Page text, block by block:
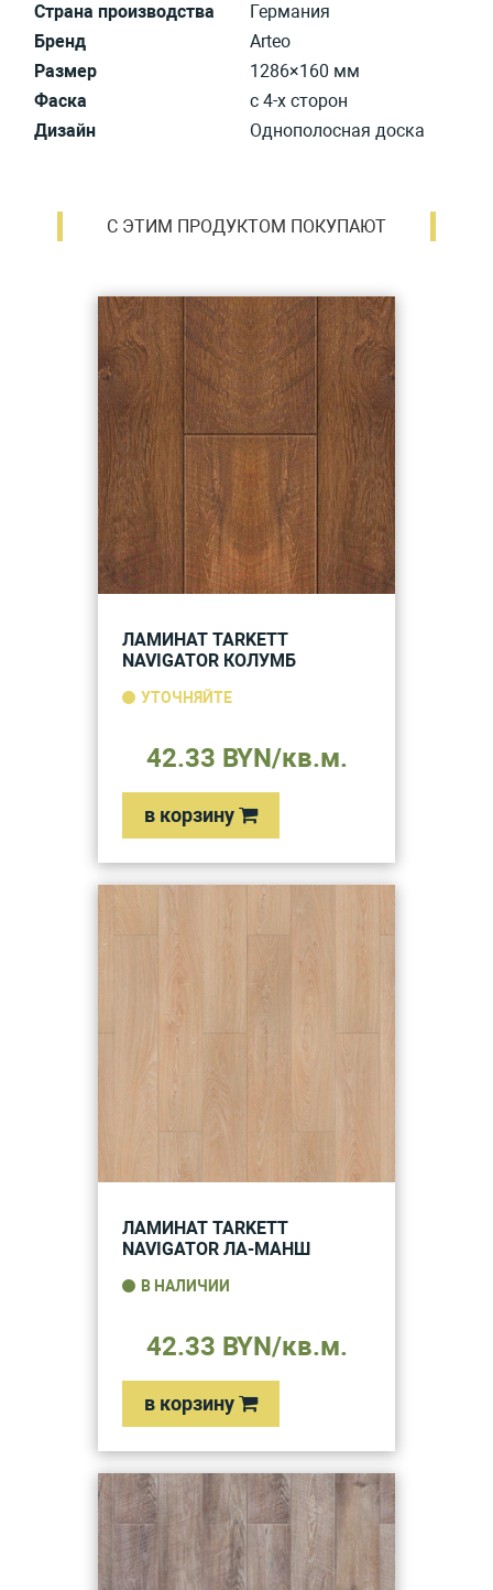
Страна производства
Германия
Бренд
Arteo
Размер
1286×160 мм
Фаска
с 4-х сторон
Дизайн
Однополосная доска
С ЭТИМ ПРОДУКТОМ ПОКУПАЮТ
ЛАМИНАТ TARKETT
NAVIGATOR КОЛУМБ
УТОЧНЯЙТЕ
42.33 BYN/кв.м.
в корзину
ЛАМИНАТ TARKETT
NAVIGATOR ЛА-МАНШ
В НАЛИЧИИ
42.33 BYN/кв.м.
в корзину